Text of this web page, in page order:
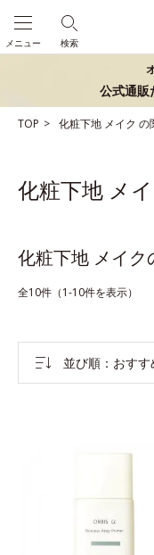
検索
メニュー
公式通販
TOP 化粧下地 メイク の
化粧下地 メ
化粧下地 メイ
全10件（1-10件を表示）
並び順 おすす